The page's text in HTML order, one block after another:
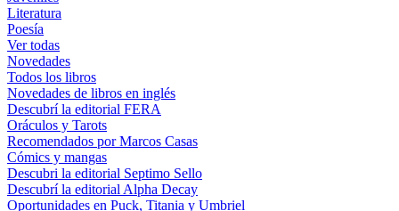
Literatura
Poesía
Ver todas
Novedades
Todos los libros
Novedades de libros en inglés
Descubrí la editorial FERA
Oráculos y Tarots
Recomendados por Marcos Casas
Cómics y mangas
Descubri la editorial Septimo Sello
Descubrí la editorial Alpha Decay
Oportunidades en Puck, Titania y Umbriel